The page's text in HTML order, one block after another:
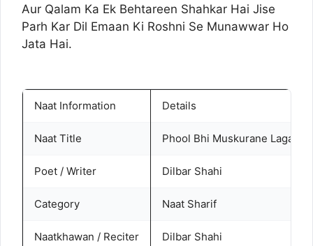
Aur Qalam Ka Ek Behtareen Shahkar Hai Jise
Parh Kar Dil Emaan Ki Roshni Se Munawwar Ho
Jata Hai.
Naat Information Details
Naat Title Phool Bhi Muskurane Laga
Poet / Writer Dilbar Shahi
Category Naat Sharif
Naatkhawan / Reciter Dilbar Shahi